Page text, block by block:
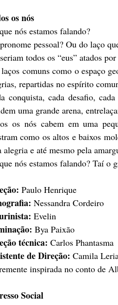
os nós
nós estamos falando?
pessoal? Ou do laço
todos os “eus” atados
comuns como o espaço
repartidas no espírito
conquista, cada desafio,
uma grande arena,
os nós cabem em uma
como os altos e baixos
alegria e até mesmo pela
nós estamos falando? Taí o
Paulo Henrique
Nessandra Cordeiro
Evelin
Bya Paixão
técnica: Carlos Phantasma
de Direção: Camila
inspirada no conto de
Social